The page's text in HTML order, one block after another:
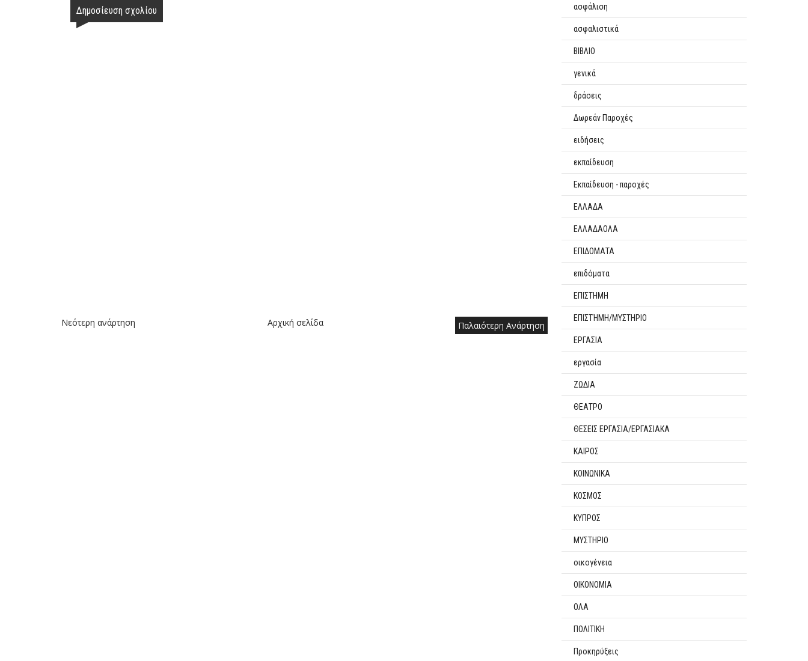
Δημοσίευση σχολίου
Νεότερη ανάρτηση Παλαιότερη Ανάρτηση
Αρχική σελίδα
ασφάλιση
ασφαλιστικά
ΒΙΒΛΙΟ
γενικά
δράσεις
Δωρεάν Παροχές
ειδήσεις
εκπαίδευση
Εκπαίδευση - παροχές
ΕΛΛΑΔΑ
ΕΛΛΑΔΑΟΛΑ
ΕΠΙΔΟΜΑΤΑ
επιδόματα
ΕΠΙΣΤΗΜΗ
ΕΠΙΣΤΉΜΗ/ΜΥΣΤΗΡΙΟ
ΕΡΓΑΣΙΑ
εργασία
ΖΩΔΙΑ
ΘΕΑΤΡΟ
ΘΕΣΕΙΣ ΕΡΓΑΣΙΑ/ΕΡΓΑΣΙΑΚΑ
ΚΑΙΡΟΣ
ΚΟΙΝΩΝΙΚΑ
ΚΟΣΜΟΣ
ΚΥΠΡΟΣ
ΜΥΣΤΗΡΙΟ
οικογένεια
ΟΙΚΟΝΟΜΙΑ
ΟΛΑ
ΠΟΛΙΤΙΚΗ
Προκηρύξεις